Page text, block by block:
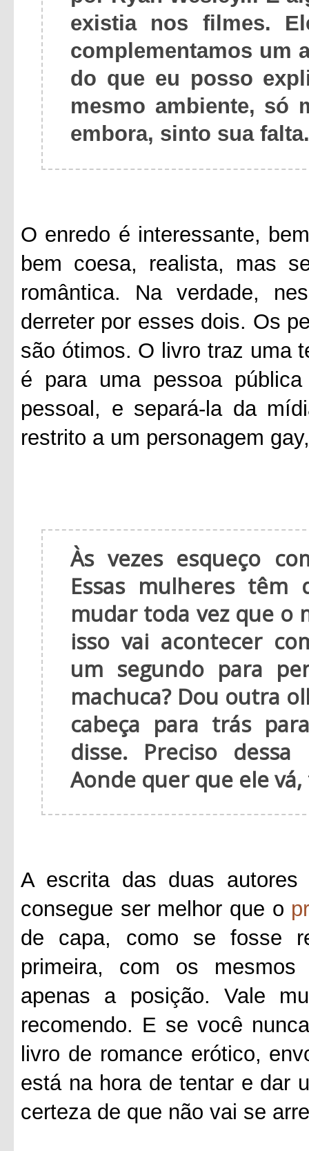
existia nos filmes.
complementamos um
do que eu posso
mesmo ambiente, só
embora, sinto sua
O enredo é interessante,
bem coesa, realista, mas
romântica. Na verdade,
derreter por esses dois. Os
são ótimos. O livro traz uma
é para uma pessoa
pessoal, e separá-la da
restrito a um personagem
Às vezes esqueço
Essas mulheres
mudar toda vez que o
isso vai acontecer
um segundo para
machuca? Dou outra
cabeça para trás
disse. Preciso
Aonde quer que ele
A escrita das duas
consegue ser melhor que o
de capa, como se fosse
primeira, com os mesmos
apenas a posição. Vale
recomendo. E se você
livro de romance erótico,
está na hora de tentar e dar
certeza de que não vai se